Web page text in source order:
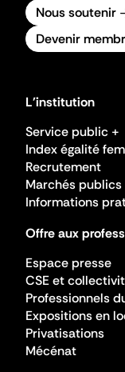
Nous soutenir
Devenir
L'institution
Service public +
Index égalité
Recrutement
Marchés publics
Informations
Offre aux
Espace presse
CSE et
Professionnels
Expositions en
Privatisations
Mécénat